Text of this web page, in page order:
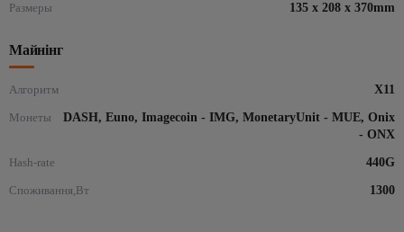
Размеры 135 x 208 x 370mm
Майнінг
Алгоритм X11
Монеты
DASH, Euno, Imagecoin - IMG, MonetaryUnit - MUE, Onix
- ONX
Hash-rate 440G
Споживання,Вт 1300